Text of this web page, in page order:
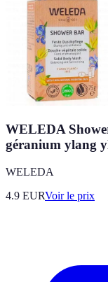
WELEDA
géranium ylang
WELEDA
4.9 EURVoir le prix